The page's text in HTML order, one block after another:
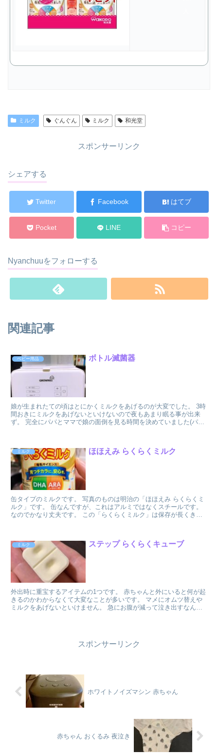
ミルク ぐんぐん ミルク 和光堂
スポンサーリンク
シェアする
Twitter Facebook はてブ
Pocket LINE コピー
Nyanchuuをフォローする
関連記事
ベビー用品 ボトル滅菌器
娘が生まれたての頃はとにかくミルクをあげるのが大変でした。 3時
間おきにミルクをあげないといけないので夜もあまり眠る事が出来
ず。 完全にパパとママで娘の面倒を見る時間を決めていました(パパ
ミルク ほほえみ らくらくミルク
缶タイプのミルクです。 写真のものは明治の「ほほえみ らくらくミ
ルク」です。 缶なんですが、これはアルミではなくスチールです。
なのでかなり丈夫です。 この「らくらくミルク」は保存が長くきく
ミルク ステップ らくらくキューブ
外出時に重宝するアイテムの1つです。 赤ちゃんと外にいると何が起
きるのかわからなくて大変なことが多いです。 マメにオムツ替えや
ミルクをあげないといけません。 急にお腹が減って泣き出すなんて
スポンサーリンク
ホワイトノイズマシン 赤ちゃん
赤ちゃん おくるみ 夜泣き